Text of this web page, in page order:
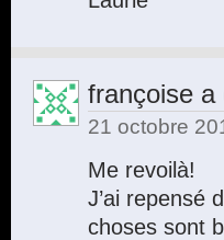
françoise a
21 octobre
Me revoilà!
J’ai repensé
choses sont